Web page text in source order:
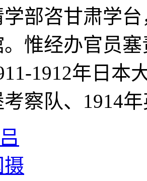
学部咨甘肃学
。惟经办官员
1912年日本
察队、1914